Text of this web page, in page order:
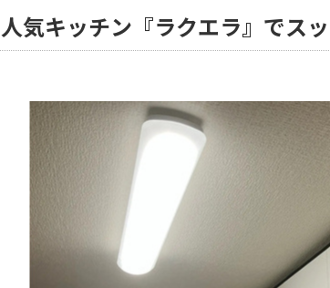
人気キッチン『ラクエラ』でス